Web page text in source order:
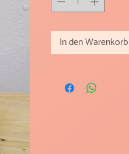
In den Warenkorb